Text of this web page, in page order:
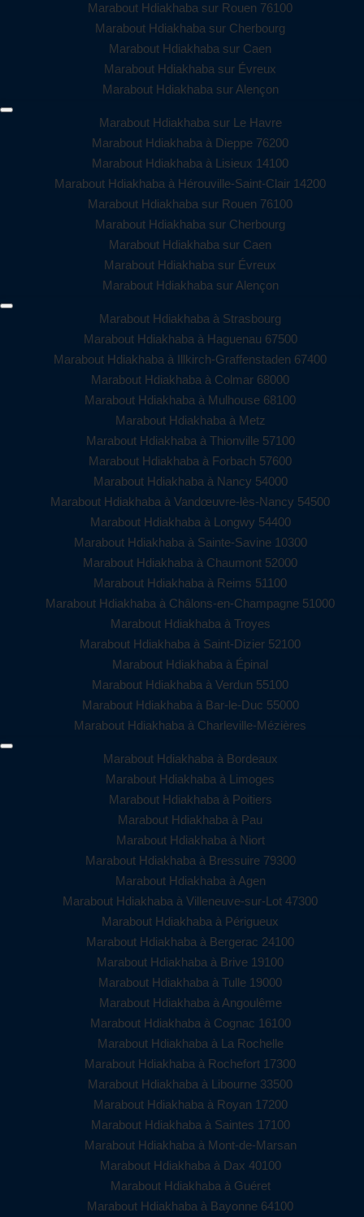
Marabout Hdiakhaba sur Rouen 76100
Marabout Hdiakhaba sur Cherbourg
Marabout Hdiakhaba sur Caen
Marabout Hdiakhaba sur Évreux
Marabout Hdiakhaba sur Alençon
Marabout Hdiakhaba sur Le Havre
Marabout Hdiakhaba à Dieppe 76200
Marabout Hdiakhaba à Lisieux 14100
Marabout Hdiakhaba à Hérouville-Saint-Clair 14200
Marabout Hdiakhaba sur Rouen 76100
Marabout Hdiakhaba sur Cherbourg
Marabout Hdiakhaba sur Caen
Marabout Hdiakhaba sur Évreux
Marabout Hdiakhaba sur Alençon
Marabout Hdiakhaba à Strasbourg
Marabout Hdiakhaba à Haguenau 67500
Marabout Hdiakhaba à Illkirch-Graffenstaden 67400
Marabout Hdiakhaba à Colmar 68000
Marabout Hdiakhaba à Mulhouse 68100
Marabout Hdiakhaba à Metz
Marabout Hdiakhaba à Thionville 57100
Marabout Hdiakhaba à Forbach 57600
Marabout Hdiakhaba à Nancy 54000
Marabout Hdiakhaba à Vandœuvre-lès-Nancy 54500
Marabout Hdiakhaba à Longwy 54400
Marabout Hdiakhaba à Sainte-Savine 10300
Marabout Hdiakhaba à Chaumont 52000
Marabout Hdiakhaba à Reims 51100
Marabout Hdiakhaba à Châlons-en-Champagne 51000
Marabout Hdiakhaba à Troyes
Marabout Hdiakhaba à Saint-Dizier 52100
Marabout Hdiakhaba à Épinal
Marabout Hdiakhaba à Verdun 55100
Marabout Hdiakhaba à Bar-le-Duc 55000
Marabout Hdiakhaba à Charleville-Mézières
Marabout Hdiakhaba à Bordeaux
Marabout Hdiakhaba à Limoges
Marabout Hdiakhaba à Poitiers
Marabout Hdiakhaba à Pau
Marabout Hdiakhaba à Niort
Marabout Hdiakhaba à Bressuire 79300
Marabout Hdiakhaba à Agen
Marabout Hdiakhaba à Villeneuve-sur-Lot 47300
Marabout Hdiakhaba à Périgueux
Marabout Hdiakhaba à Bergerac 24100
Marabout Hdiakhaba à Brive 19100
Marabout Hdiakhaba à Tulle 19000
Marabout Hdiakhaba à Angoulême
Marabout Hdiakhaba à Cognac 16100
Marabout Hdiakhaba à La Rochelle
Marabout Hdiakhaba à Rochefort 17300
Marabout Hdiakhaba à Libourne 33500
Marabout Hdiakhaba à Royan 17200
Marabout Hdiakhaba à Saintes 17100
Marabout Hdiakhaba à Mont-de-Marsan
Marabout Hdiakhaba à Dax 40100
Marabout Hdiakhaba à Guéret
Marabout Hdiakhaba à Bayonne 64100